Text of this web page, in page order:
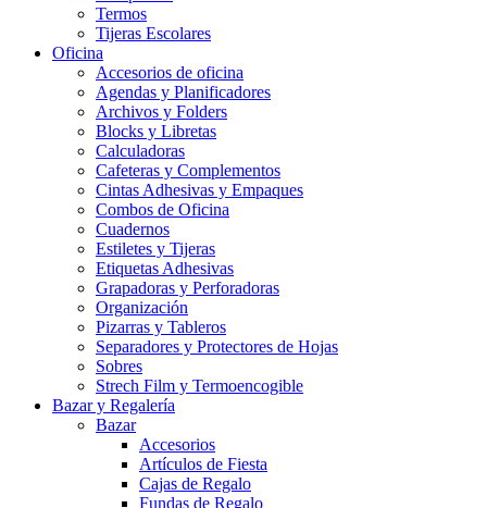
Termos
Tijeras Escolares
Oficina
Accesorios de oficina
Agendas y Planificadores
Archivos y Folders
Blocks y Libretas
Calculadoras
Cafeteras y Complementos
Cintas Adhesivas y Empaques
Combos de Oficina
Cuadernos
Estiletes y Tijeras
Etiquetas Adhesivas
Grapadoras y Perforadoras
Organización
Pizarras y Tableros
Separadores y Protectores de Hojas
Sobres
Strech Film y Termoencogible
Bazar y Regalería
Bazar
Accesorios
Artículos de Fiesta
Cajas de Regalo
Fundas de Regalo